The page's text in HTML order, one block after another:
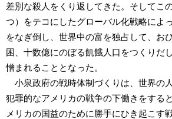
差別な殺人をくり返してきた。そしてこ
つ）をテコにしたグローバル化戦略によ
をなぎ倒し、世界中の富を独占して、お
困、十数億にのぼる飢餓人口をつくりだ
憎まれることとなった。
小泉政府の戦時体制づくりは、世界の
犯罪的なアメリカの戦争の下働きをする
メリカの国益のために勝手にひき起こす